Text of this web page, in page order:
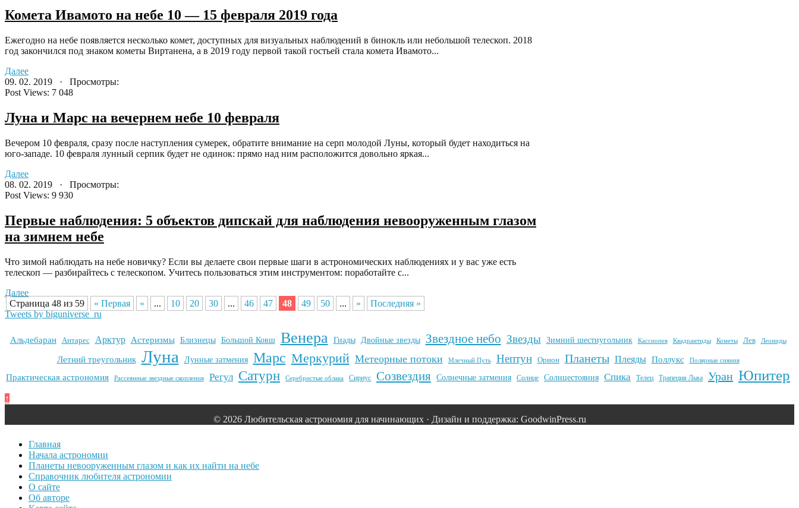
Комета Ивамото на небе 10 — 15 февраля 2019 года
Ежегодно на небе появляется несколько комет, доступных для визуальных наблюдений в бинокль или небольшой телескоп. 2018
год закончился под знаком кометы Виртанена, а в 2019 году первой такой гостьей стала комета Ивамото...
Далее
09. 02. 2019 · Просмотры:
Post Views: 7 048
Луна и Марс на вечернем небе 10 февраля
Вечером 10 февраля, сразу после наступления сумерек, обратите внимание на серп молодой Луны, который будет находиться на
юго-западе. 10 февраля лунный серпик будет не одинок: прямо над ним расположится довольно яркая...
Далее
08. 02. 2019 · Просмотры:
Post Views: 9 930
Первые наблюдения: 5 объектов дипскай для наблюдения невооруженным глазом
на зимнем небе
Что зимой наблюдать на небе новичку? Если вы делаете свои первые шаги в астрономических наблюдениях и у вас уже есть
телескоп — разбирайтесь с телескопом. Учитесь пользоваться этим инструментом: поработайте с...
Далее
Страница 48 из 59
« Первая « ... 10 20 30 ... 46 47 48 49 50 ... » Последняя »
Tweets by biguniverse_ru
Альдебаран Антарес Арктур Астеризмы Близнецы Большой Ковш Венера Гиады Двойные звезды Звездное небо Звезды Зимний шестиугольник Кассиопея Квадрантиды Кометы Лев Леониды
Летний треугольник Луна Лунные затмения Марс Меркурий Метеорные потоки Млечный Путь Нептун Орион Планеты Плеяды Поллукс Полярные сияния
Практическая астрономия Рассеянные звездные скопления Регул Сатурн Серебристые облака Сириус Созвездия Солнечные затмения Солнце Солнцестояния Спика Телец Трапеция Льва Уран Юпитер
↑
© 2026 Любительская астрономия для начинающих · Дизайн и поддержка: GoodwinPress.ru
Главная
Начала астрономии
Планеты невооруженным глазом и как их найти на небе
Справочник любителя астрономии
О сайте
Об авторе